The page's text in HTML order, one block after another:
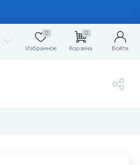
0
Избранное
0
Корзина Войти